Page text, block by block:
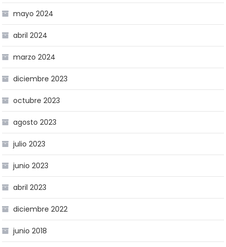
mayo 2024
abril 2024
marzo 2024
diciembre 2023
octubre 2023
agosto 2023
julio 2023
junio 2023
abril 2023
diciembre 2022
junio 2018